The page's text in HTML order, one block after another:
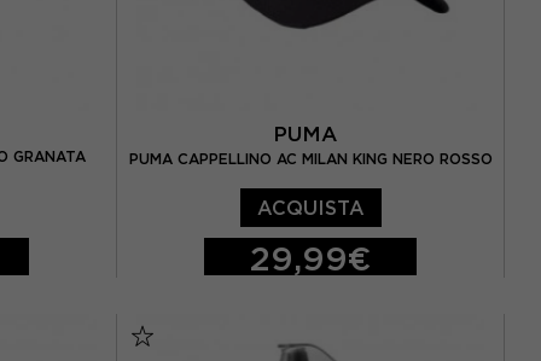
GRANATA
PUMA
PUMA CAPPELLINO AC MILAN KING NERO ROSSO
ACQUISTA
29,99€